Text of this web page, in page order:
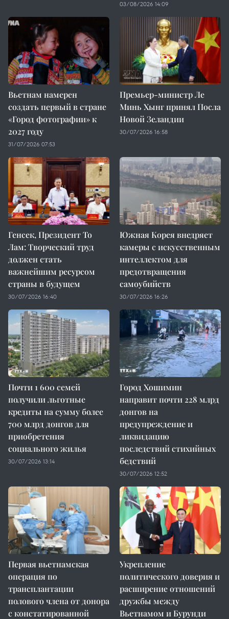
03/08/2026 14:09
Вьетнам намерен
создать первый в стране
«Город фотографии» к
2027 году
31/07/2026 07:53
Премьер-министр Ле
Минь Хынг принял Посла
Новой Зеландии
30/07/2026 16:58
Генсек, Президент То
Лам: Творческий труд
должен стать
важнейшим ресурсом
страны в будущем
30/07/2026 16:40
Южная Корея внедряет
камеры с искусственным
интеллектом для
предотвращения
самоубийств
30/07/2026 16:26
Почти 1 600 семей
получили льготные
кредиты на сумму более
700 млрд донгов для
приобретения
социального жилья
30/07/2026 13:14
Город Хошимин
направит почти 228 млрд
донгов на
предупреждение и
ликвидацию
последствий стихийных
бедствий
30/07/2026 12:52
Первая вьетнамская
операция по
трансплантации
полового члена от донора
с констатированной
Укрепление
политического доверия и
расширение отношений
дружбы между
Вьетнамом и Бурунди